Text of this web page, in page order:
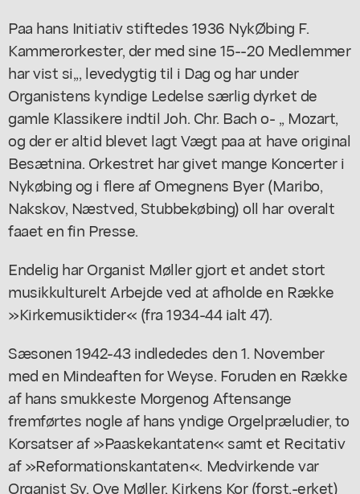
Paa hans Initiativ stiftedes 1936 NykØbing F.
Kammerorkester, der med sine 15--20 Medlemmer
har vist si,,, levedygtig til i Dag og har under
Organistens kyndige Ledelse særlig dyrket de
gamle Klassikere indtil Joh. Chr. Bach o- ,, Mozart,
og der er altid blevet lagt Vægt paa at have original
Besætnina. Orkestret har givet mange Koncerter i
Nykøbing og i flere af Omegnens Byer (Maribo,
Nakskov, Næstved, Stubbekøbing) oll har overalt
faaet en fin Presse.
Endelig har Organist Møller gjort et andet stort
musikkulturelt Arbejde ved at afholde en Række
»Kirkemusiktider« (fra 1934-44 ialt 47).
Sæsonen 1942-43 indlededes den 1. November
med en Mindeaften for Weyse. Foruden en Række
af hans smukkeste Morgenog Aftensange
fremførtes nogle af hans yndige Orgelpræludier, to
Korsatser af »Paaskekantaten« samt et Recitativ
af »Reformationskantaten«. Medvirkende var
Organist Sv. Ove Møller, Kirkens Kor (forst,-erket)